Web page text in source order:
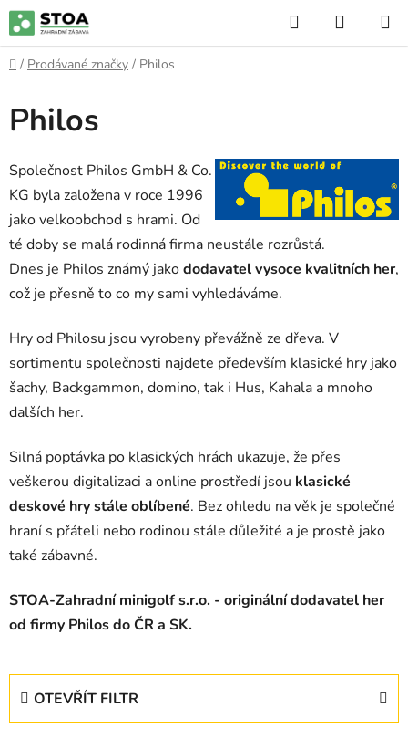
Přejít
na
obsah
Hledat
KOŠÍK
Domů
/ Prodávané značky / Philos
Philos
Společnost Philos GmbH & Co.
KG byla založena v roce 1996
jako velkoobchod s hrami. Od
té doby se malá rodinná firma neustále rozrůstá.
Dnes je Philos známý jakododavatel vysoce kvalitních her,
což je přesně to co my sami vyhledáváme.
Hry od Philosu jsou vyrobeny převážně ze dřeva. V
sortimentu společnosti najdete především klasické hry jako
šachy, Backgammon, domino, tak i Hus, Kahala a mnoho
dalších her.
Silná poptávka po klasických hrách ukazuje, že přes
veškerou digitalizaci a online prostředí jsou klasické
deskové hry stále oblíbené. Bez ohledu na věk je společné
hraní s přáteli nebo rodinou stále důležité a je prostě jako
také zábavné.
STOA-Zahradní minigolf s.r.o. - originální dodavatel her
od firmy Philos do ČR a SK.
OTEVŘÍT FILTR